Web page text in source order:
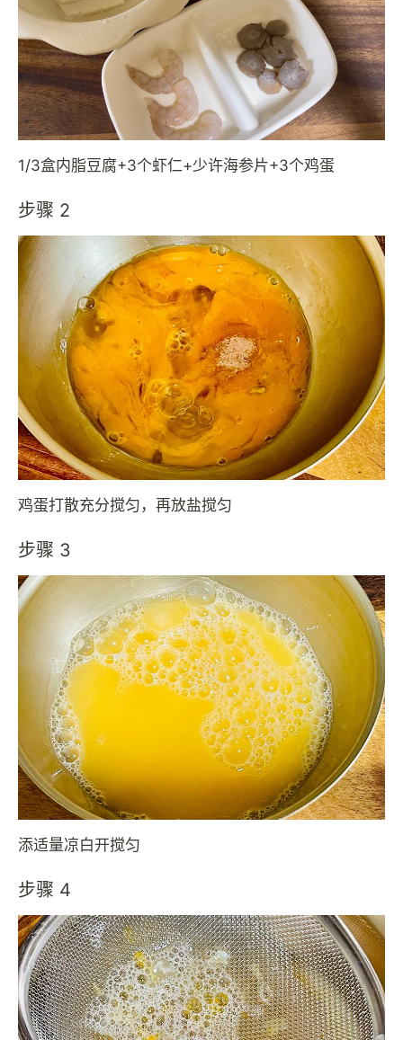
1/3盒内脂豆腐+3个虾仁+少许海参片+3个鸡蛋
步骤 2
鸡蛋打散充分搅匀，再放盐搅匀
步骤 3
添适量凉白开搅匀
步骤 4